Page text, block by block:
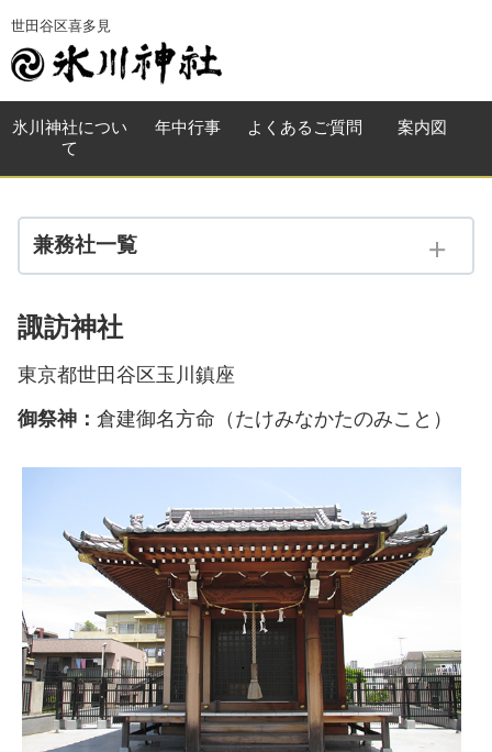
世田谷区喜多見
氷川神社につい
て
年中行事 よくある ご質問 案内図
兼務社一覧
大蔵 氷川神社
宇奈根 氷川神社
神明社
稲荷神社
八幡神社
天神社
諏訪神社
須賀神社
諏訪神社
東京都世田谷区玉川鎮座
御祭神： 倉建御名方命（たけみなかたのみこと）